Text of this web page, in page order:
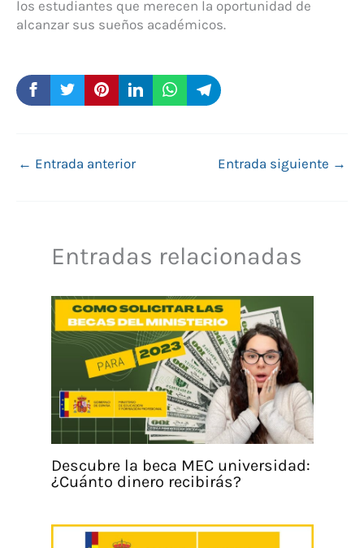
los estudiantes que merecen la oportunidad de
alcanzar sus sueños académicos.
← Entrada anterior Entrada siguiente →
Entradas relacionadas
Descubre la beca MEC universidad:
¿Cuánto dinero recibirás?